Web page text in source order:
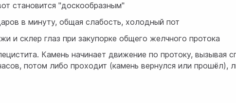
становится "доскообразным"
в минуту, общая слабость, холодный пот
и склер глаз при закупорке общего желчного протока
Камень начинает движение по протоку, вызывая
потом либо проходит (камень вернулся или прошёл),